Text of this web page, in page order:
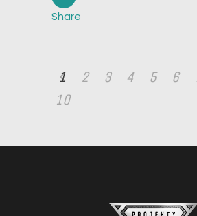
Share
1 2 3 4 5 6
10